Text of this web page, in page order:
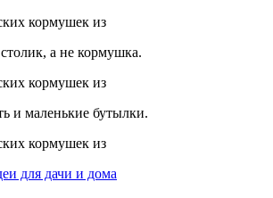
а не кормушка.
и маленькие бутылки.
для дачи и дома